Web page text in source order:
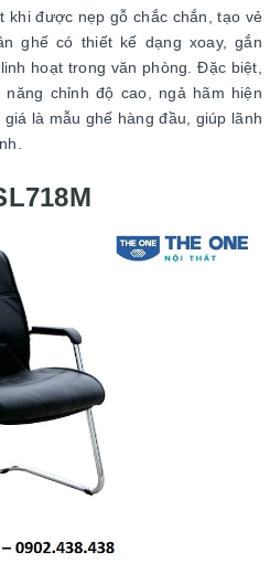
khi được nẹp gỗ chắc chắn, tạo vẻ
ghế có thiết kế dạng xoay, gắn
hoạt trong văn phòng. Đặc biệt,
chỉnh độ cao, ngả hãm hiện
là mẫu ghế hàng đầu, giúp lãnh